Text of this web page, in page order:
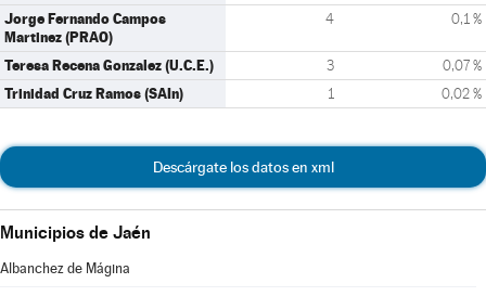
Jorge Fernando Campos
Martinez (PRAO)
4 0,1 %
Teresa Recena Gonzalez (U.C.E.) 3 0,07 %
Trinidad Cruz Ramos (SAIn) 1 0,02 %
Descárgate los datos en xml
Municipios de Jaén
Albanchez de Mágina